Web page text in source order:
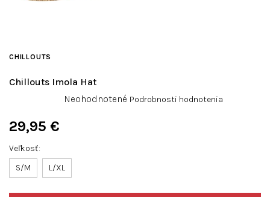
Veľkosť
S/M
L/XL
29,95 €
Chillouts Imola Hat
CHILLOUTS
Priemerné
z
5
Neohodnotené Podrobnosti hodnotenia